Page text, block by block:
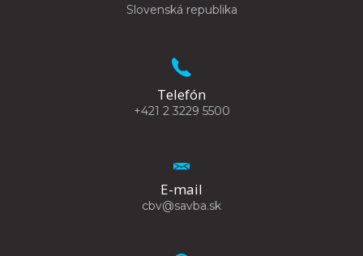
Slovenská republika
Telefón
+421 2 3229 5500
E-mail
cbv@savba.sk